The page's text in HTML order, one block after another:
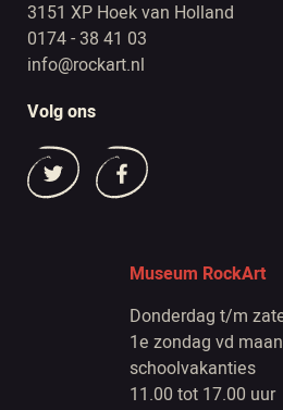
3151 XP Hoek van Holland
0174 - 38 41 03
info@rockart.nl
Volg ons
Museum RockArt
Donderdag t/m
1e zondag vd
schoolvakanties
11.00 tot 17.00 uur